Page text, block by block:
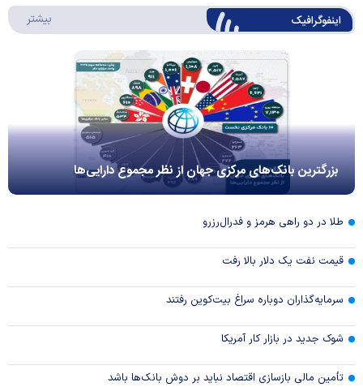
اینفوگرافیک بیشتر
بزرگترین بانک‌های مرکزی جهان از نظر مجموع دارایی‌ها
طلا در دو راهی هرمز و فدرال‌رزرو
قیمت نفت یک دلار بالا رفت
سرمایه‌گذاران دوباره سراغ بیت‌کوین رفتند
شوک جدید در بازار کار آمریکا
تأمین مالی بازسازی اقتصاد نباید بر دوش بانک‌ها باشد